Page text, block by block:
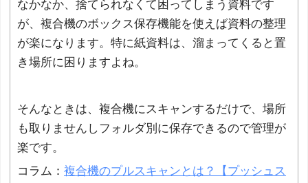
なかなか、捨てられなくて困ってしまう資料です
が、複合機のボックス保存機能を使えば資料の整理
が楽になります。特に紙資料は、溜まってくると置
き場所に困りますよね。
そんなときは、複合機にスキャンするだけで、場所
も取りませんしフォルダ別に保存できるので管理が
楽です。
コラム： 複合機のプルスキャンとは？【プッシュス